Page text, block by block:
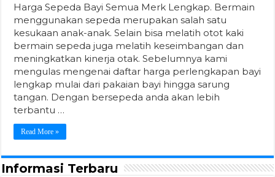
Harga Sepeda Bayi Semua Merk Lengkap. Bermain
menggunakan sepeda merupakan salah satu
kesukaan anak-anak. Selain bisa melatih otot kaki
bermain sepeda juga melatih keseimbangan dan
meningkatkan kinerja otak. Sebelumnya kami
mengulas mengenai daftar harga perlengkapan bayi
lengkap mulai dari pakaian bayi hingga sarung
tangan. Dengan bersepeda anda akan lebih
terbantu …
Read More »
Informasi Terbaru